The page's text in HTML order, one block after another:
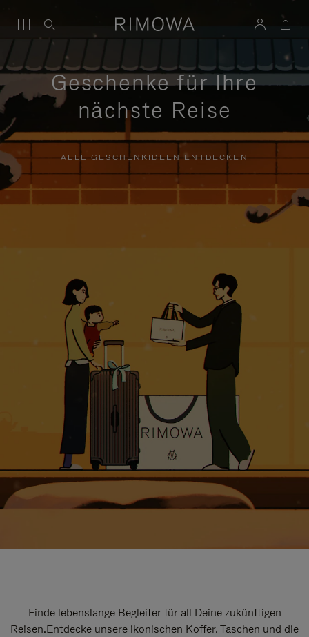
Geschenke für Ihre
nächste Reise
ALLE GESCHENKIDEEN ENTDECKEN
Finde lebenslange Begleiter für all Deine zukünftigen
Reisen.Entdecke unsere ikonischen Koffer, Taschen und die